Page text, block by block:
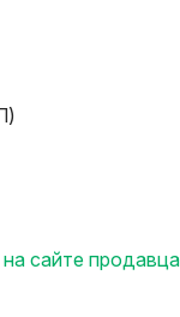
безналичный
сайте продавца